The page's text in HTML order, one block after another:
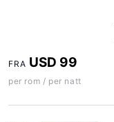
FRA USD 99
per rom / per natt